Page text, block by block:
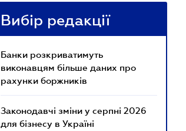
Вибір редакції
Банки розкриватимуть
виконавцям більше даних про
рахунки боржників
Законодавчі зміни у серпні 2026
для бізнесу в Україні